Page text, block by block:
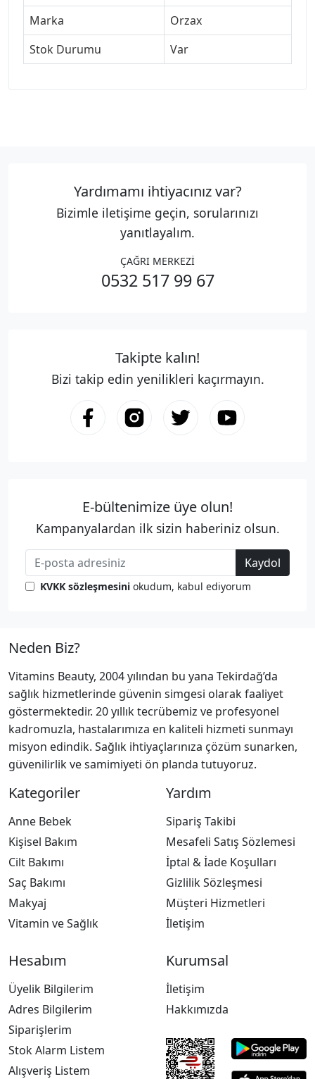
Marka
Orzax
Stok Durumu
Var
Yardımamı ihtiyacınız var?
Bizimle iletişime geçin, sorularınızı
yanıtlayalım.
ÇAĞRI MERKEZİ
0532 517 99 67
Takipte kalın!
Bizi takip edin yenilikleri kaçırmayın.
E-bültenimize üye olun!
Kampanyalardan ilk sizin haberiniz olsun.
Kaydol
KVKK sözleşmesini okudum, kabul ediyorum
Neden Biz?
Vitamins Beauty, 2004 yılından bu yana Tekirdağ’da
sağlık hizmetlerinde güvenin simgesi olarak faaliyet
göstermektedir. 20 yıllık tecrübemiz ve profesyonel
kadromuzla, hastalarımıza en kaliteli hizmeti sunmayı
misyon edindik. Sağlık ihtiyaçlarınıza çözüm sunarken,
güvenilirlik ve samimiyeti ön planda tutuyoruz.
Kategoriler
Anne Bebek
Kişisel Bakım
Cilt Bakımı
Saç Bakımı
Makyaj
Vitamin ve Sağlık
Yardım
Sipariş Takibi
Mesafeli Satış Sözlemesi
İptal & İade Koşulları
Gizlilik Sözleşmesi
Müşteri Hizmetleri
İletişim
Hesabım
Üyelik Bilgilerim
Adres Bilgilerim
Siparişlerim
Stok Alarm Listem
Alışveriş Listem
Kurumsal
İletişim
Hakkımızda